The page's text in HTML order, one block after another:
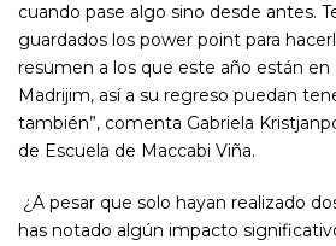
cuando pase algo sino desde antes.
guardados los power point para
resumen a los que este año están en
Madrijim, así a su regreso puedan
también”, comenta Gabriela
de Escuela de Maccabi Viña.
¿A pesar que solo hayan realizado
has notado algún impacto